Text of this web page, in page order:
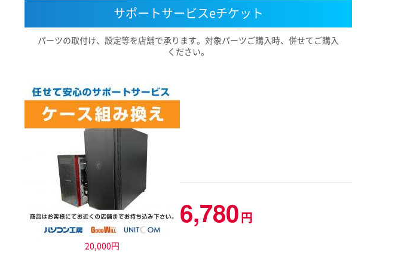
サポートサービスeチケット
パーツの取付け、設定等を店舗で承ります。対象パーツご購入時、併せてご購入
ください。
20,000円
6,780円